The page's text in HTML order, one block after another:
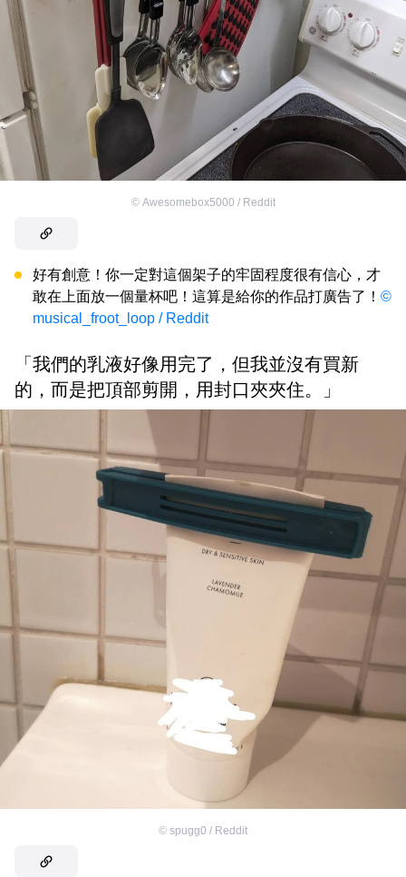
© Awesomebox5000 / Reddit
好有創意！你一定對這個架子的牢固程度很有信心，才
敢在上面放一個量杯吧！這算是給你的作品打廣告了！ ©
musical_froot_loop / Reddit
「我們的乳液好像用完了，但我並沒有買新
的，而是把頂部剪開，用封口夾夾住。」
© spugg0 / Reddit